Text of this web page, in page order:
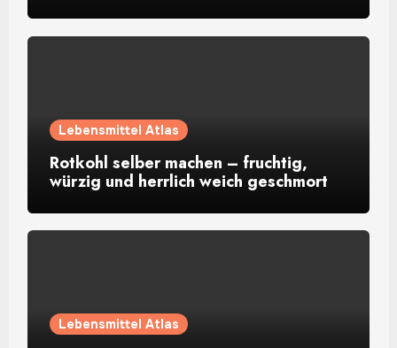
Lebensmittel Atlas
Rotkohl selber machen – fruchtig,
würzig und herrlich weich geschmort
Lebensmittel Atlas